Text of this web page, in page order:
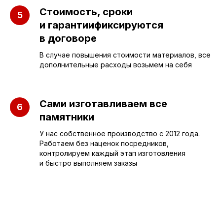
Стоимость, сроки
и гарантиификсируются
в договоре
В случае повышения стоимости материалов, все
дополнительные расходы возьмем на себя
Сами изготавливаем все
памятники
У нас собственное производство с 2012 года.
Работаем без наценок посредников,
контролируем каждый этап изготовления
и быстро выполняем заказы
Комплексы
Детские
© 2012-2024 гранитная мастерская
"Слеза в камне"
КАМНЕ
Наши работы
Благоустройство
Доставка и
установка